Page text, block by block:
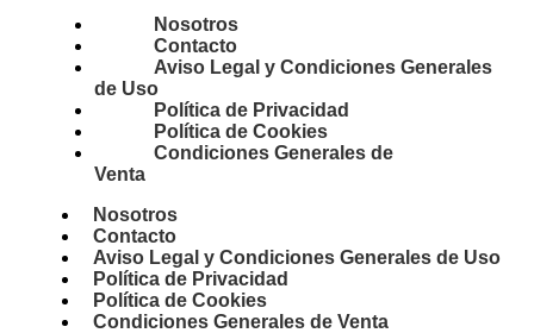
Nosotros
Contacto
Aviso Legal y Condiciones Generales
de Uso
Política de Privacidad
Política de Cookies
Condiciones Generales de
Venta
Nosotros
Contacto
Aviso Legal y Condiciones Generales de Uso
Política de Privacidad
Política de Cookies
Condiciones Generales de Venta